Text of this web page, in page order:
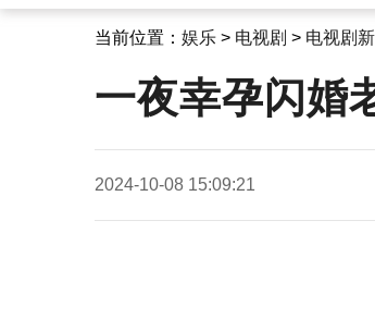
当前位置： 娱乐 > 电视剧 > 电视剧
一夜幸孕闪婚
2024-10-08 15:09:21